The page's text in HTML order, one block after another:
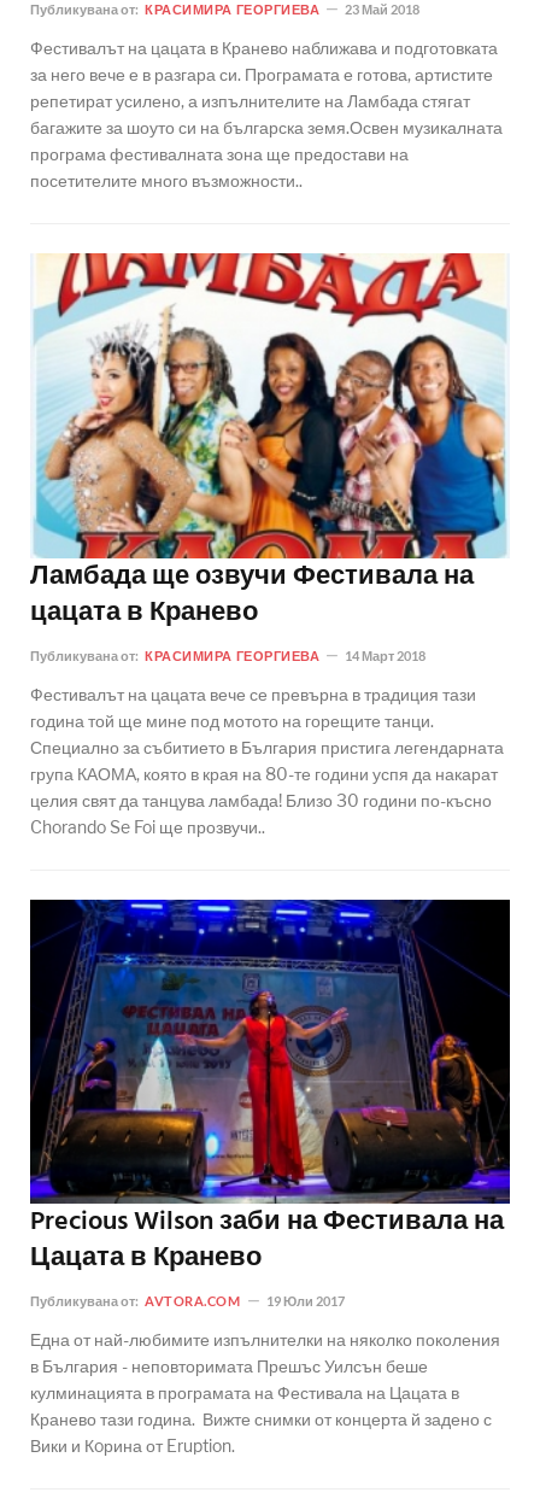
Публикувана от: КРАСИМИРА ГЕОРГИЕВА 23 Май 2018
Фестивалът на цацата в Кранево наближава и подготовката
за него вече е в разгара си. Програмата е готова, артистите
репетират усилено, а изпълнителите на Ламбада стягат
багажите за шоуто си на българска земя.Освен музикалната
програма фестивалната зона ще предостави на
посетителите много възможности..
Ламбада ще озвучи Фестивала на
цацата в Кранево
Публикувана от: КРАСИМИРА ГЕОРГИЕВА 14 Март 2018
Фестивалът на цацата вече се превърна в традиция тази
година той ще мине под мотото на горещите танци.
Специално за събитието в България пристига легендарната
група КАОМА, която в края на 80-те години успя да накарат
целия свят да танцува ламбада! Близо 30 години по-късно
Chorando Se Foi ще прозвучи..
Precious Wilson заби на Фестивала на
Цацата в Кранево
Публикувана от: AVTORA.COM 19 Юли 2017
Една от най-любимите изпълнителки на няколко поколения
в България - неповторимата Прешъс Уилсън беше
кулминацията в програмата на Фестивала на Цацата в
Кранево тази година. Вижте снимки от концерта й задено с
Вики и Кoрина от Eruption.